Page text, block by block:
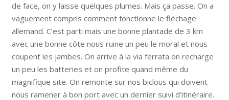
de face, on y laisse quelques plumes. Mais ça passe. On a
vaguement compris comment fonctionne le fléchage
allemand. C’est parti mais une bonne plantade de 3 km
avec une bonne côte nous ruine un peu le moral et nous
coupent les jambes. On arrive à la via ferrata on recharge
un peu les batteries et on profite quand même du
magnifique site. On remonte sur nos biclous qui doivent
nous ramener à bon port avec un dernier suivi d’itinéraire.